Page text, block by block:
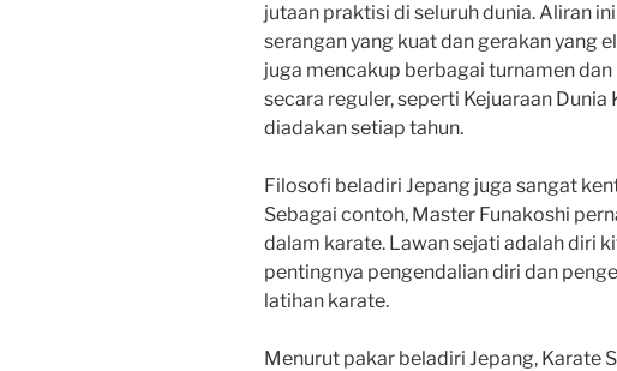
jutaan praktisi di seluruh dunia. Aliran
serangan yang kuat dan gerakan yang
juga mencakup berbagai turnamen
secara reguler, seperti Kejuaraan Dunia
diadakan setiap tahun.
Filosofi beladiri Jepang juga sangat
Sebagai contoh, Master Funakoshi
dalam karate. Lawan sejati adalah diri
pentingnya pengendalian diri dan
latihan karate.
Menurut pakar beladiri Jepang, Karate